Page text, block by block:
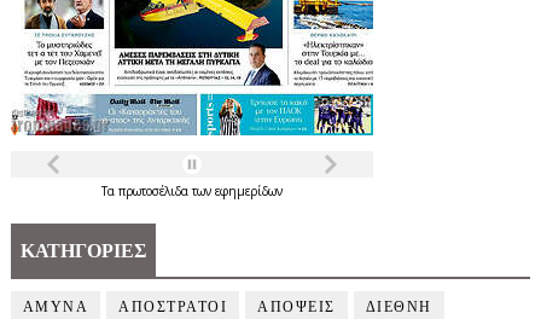
Τα πρωτοσέλιδατων εφημερίδων
ΚΑΤΗΓΟΡΙΕΣ
ΑΜΥΝΑ ΑΠΟΣΤΡΑΤΟΙ ΑΠΟΨΕΙΣ ΔΙΕΘΝΗ